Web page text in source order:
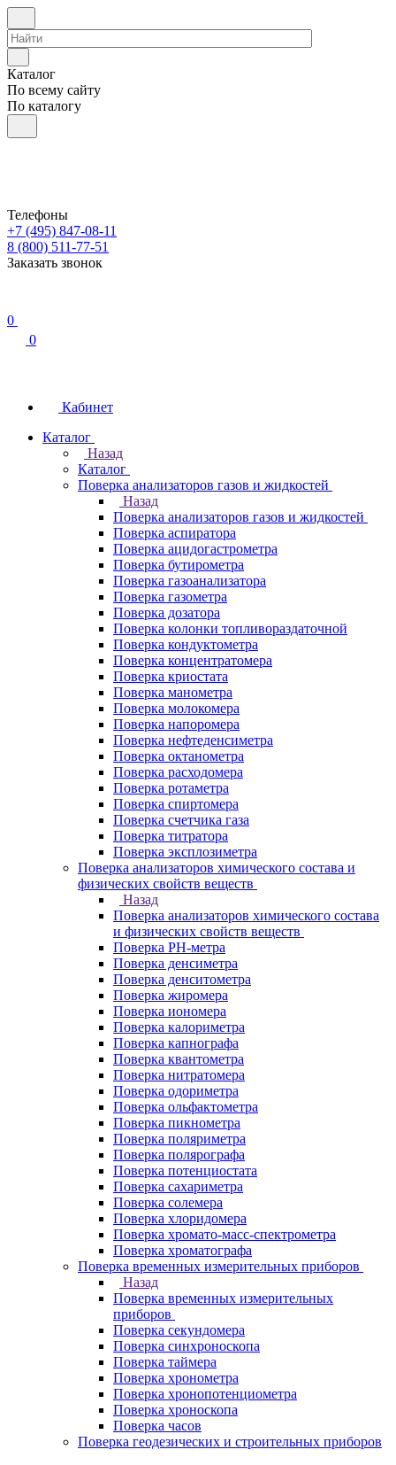
Каталог
По всему сайту
По каталогу
Телефоны
+7 (495) 847-08-11
8 (800) 511-77-51
Заказать звонок
0
0
Кабинет
Каталог
Назад
Каталог
Поверка анализаторов газов и жидкостей
Назад
Поверка анализаторов газов и жидкостей
Поверка аспиратора
Поверка ацидогастрометра
Поверка бутирометра
Поверка газоанализатора
Поверка газометра
Поверка дозатора
Поверка колонки топливораздаточной
Поверка кондуктометра
Поверка концентратомера
Поверка криостата
Поверка манометра
Поверка молокомера
Поверка напоромера
Поверка нефтеденсиметра
Поверка октанометра
Поверка расходомера
Поверка ротаметра
Поверка спиртомера
Поверка счетчика газа
Поверка титратора
Поверка эксплозиметра
Поверка анализаторов химического состава и
физических свойств веществ
Назад
Поверка анализаторов химического состава
и физических свойств веществ
Поверка PH-метра
Поверка денсиметра
Поверка денситометра
Поверка жиромера
Поверка иономера
Поверка калориметра
Поверка капнографа
Поверка квантометра
Поверка нитратомера
Поверка одориметра
Поверка ольфактометра
Поверка пикнометра
Поверка поляриметра
Поверка полярографа
Поверка потенциостата
Поверка сахариметра
Поверка солемера
Поверка хлоридомера
Поверка хромато-масс-спектрометра
Поверка хроматографа
Поверка временных измерительных приборов
Назад
Поверка временных измерительных
приборов
Поверка секундомера
Поверка синхроноскопа
Поверка таймера
Поверка хронометра
Поверка хронопотенциометра
Поверка хроноскопа
Поверка часов
Поверка геодезических и строительных приборов